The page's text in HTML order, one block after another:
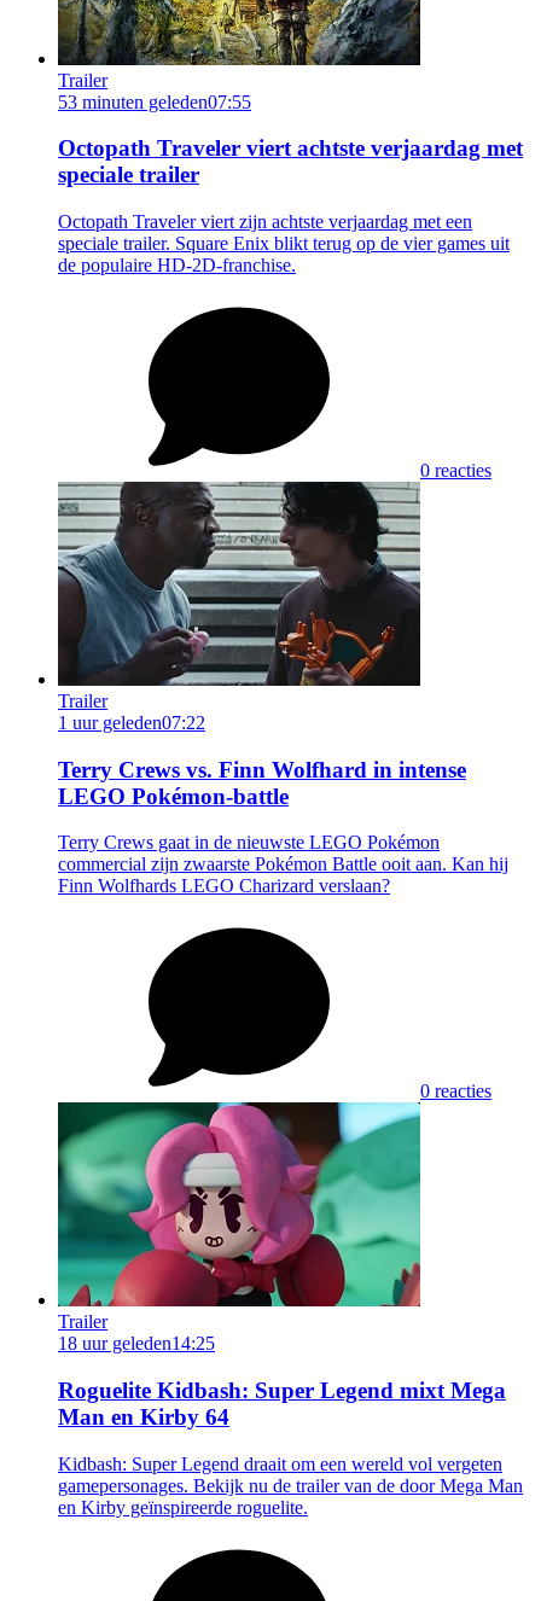
Trailer
53 minuten geleden07:55
Octopath Traveler viert achtste verjaardag met
speciale trailer
Octopath Traveler viert zijn achtste verjaardag met een
speciale trailer. Square Enix blikt terug op de vier games uit
de populaire HD-2D-franchise.
0 reacties
Trailer
1 uur geleden07:22
Terry Crews vs. Finn Wolfhard in intense
LEGO Pokémon-battle
Terry Crews gaat in de nieuwste LEGO Pokémon
commercial zijn zwaarste Pokémon Battle ooit aan. Kan hij
Finn Wolfhards LEGO Charizard verslaan?
0 reacties
Trailer
18 uur geleden14:25
Roguelite Kidbash: Super Legend mixt Mega
Man en Kirby 64
Kidbash: Super Legend draait om een wereld vol vergeten
gamepersonages. Bekijk nu de trailer van de door Mega Man
en Kirby geïnspireerde roguelite.